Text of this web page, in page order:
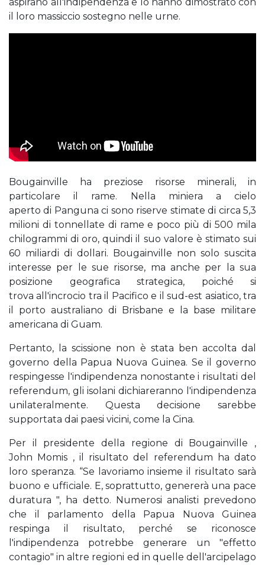
il loro massiccio sostegno nelle urne.
Bougainville ha preziose risorse minerali, in
particolare il rame. Nella miniera a cielo
aperto di Panguna ci sono riserve stimate di circa 5,3
milioni di tonnellate di rame e poco più di 500 mila
chilogrammi di oro, quindi il suo valore è stimato sui
60 miliardi di dollari. Bougainville non solo suscita
interesse per le sue risorse, ma anche per la sua
posizione geografica strategica, poiché si
trova all'incrocio tra il Pacifico e il sud-est asiatico, tra
il porto australiano di Brisbane e la base militare
americana di Guam.
Pertanto, la scissione non è stata ben accolta dal
governo della Papua Nuova Guinea. Se il governo
respingesse l'indipendenza nonostante i risultati del
referendum, gli isolani dichiareranno l'indipendenza
unilateralmente. Questa decisione sarebbe
supportata dai paesi vicini, come la Cina.
Per il presidente della regione di Bougainville ,
John Momis , il risultato del referendum ha dato
loro speranza. “Se lavoriamo insieme il risultato sarà
buono e ufficiale. E, soprattutto, genererà una pace
duratura ", ha detto. Numerosi analisti prevedono
che il parlamento della Papua Nuova Guinea
respinga il risultato, perché se riconosce
l'indipendenza potrebbe generare un "effetto
contagio" in altre regioni ed in quelle dell'arcipelago